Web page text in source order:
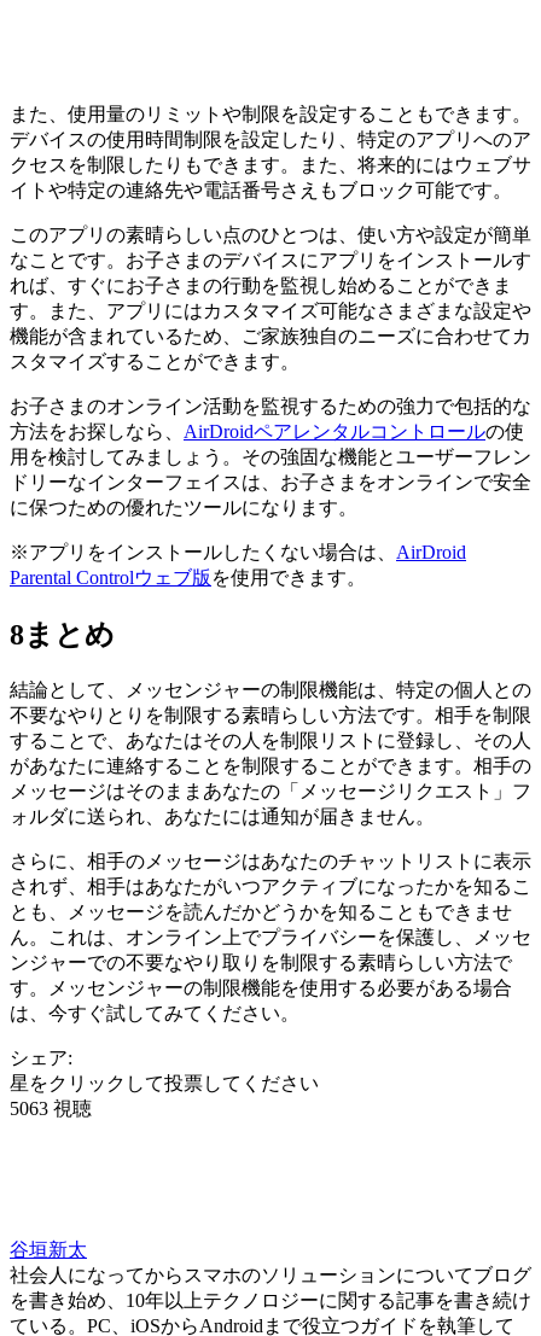
また、使用量のリミットや制限を設定することもできます。
デバイスの使用時間制限を設定したり、特定のアプリへのア
クセスを制限したりもできます。また、将来的にはウェブサ
イトや特定の連絡先や電話番号さえもブロック可能です。
このアプリの素晴らしい点のひとつは、使い方や設定が簡単
なことです。お子さまのデバイスにアプリをインストールす
れば、すぐにお子さまの行動を監視し始めることができま
す。また、アプリにはカスタマイズ可能なさまざまな設定や
機能が含まれているため、ご家族独自のニーズに合わせてカ
スタマイズすることができます。
お子さまのオンライン活動を監視するための強力で包括的な
方法をお探しなら、 AirDroidペアレンタルコントロールの使
用を検討してみましょう。その強固な機能とユーザーフレン
ドリーなインターフェイスは、お子さまをオンラインで安全
に保つための優れたツールになります。
※アプリをインストールしたくない場合は、 AirDroid
Parental Controlウェブ版 を使用できます。
8まとめ
結論として、メッセンジャーの制限機能は、特定の個人との
不要なやりとりを制限する素晴らしい方法です。相手を制限
することで、あなたはその人を制限リストに登録し、その人
があなたに連絡することを制限することができます。相手の
メッセージはそのままあなたの「メッセージリクエスト」フ
ォルダに送られ、あなたには通知が届きません。
さらに、相手のメッセージはあなたのチャットリストに表示
されず、相手はあなたがいつアクティブになったかを知るこ
とも、メッセージを読んだかどうかを知ることもできませ
ん。これは、オンライン上でプライバシーを保護し、メッセ
ンジャーでの不要なやり取りを制限する素晴らしい方法で
す。メッセンジャーの制限機能を使用する必要がある場合
は、今すぐ試してみてください。
シェア:
星をクリックして投票してください
5063 視聴
谷垣新太
社会人になってからスマホのソリューションについてブログ
を書き始め、10年以上テクノロジーに関する記事を書き続け
ている。PC、iOSからAndroidまで役立つガイドを執筆して